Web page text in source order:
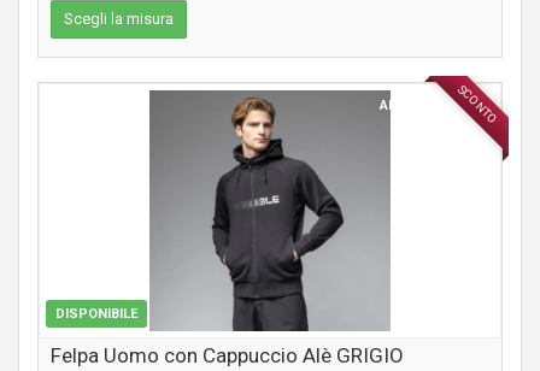
Scegli la misura
SCONTO
DISPONIBILE
ABBIGLIAMENTO
Felpa Uomo con Cappuccio Alè GRIGIO